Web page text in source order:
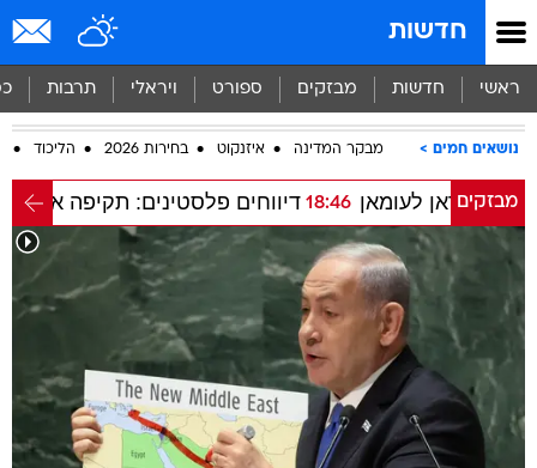
חדשות
ראשי חדשות מבזקים ספורט ויראלי תרבות
נושאים חמים מבקר המדינה איזנקוט בחירות 2026 הליכוד
מבזקים
איראן לעומאן 18:46 דיווחים פלסטינים: תקיפה אווירית